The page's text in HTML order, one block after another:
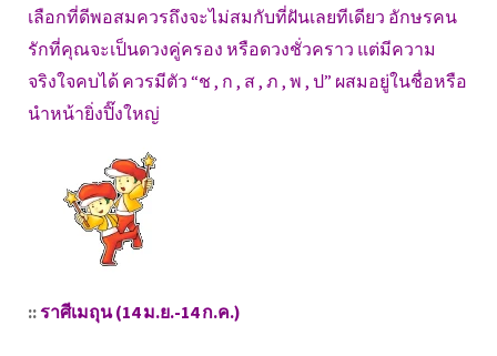
เลือกที่ดีพอสมควรถึงจะไม่สมกับที่ฝันเลยทีเดียว อักษรคน
รักที่คุณจะเป็นดวงคู่ครอง หรือดวงชั่วคราว แต่มีความ
จริงใจคบได้ ควรมีตัว “ช , ก , ส , ภ , พ , ป” ผสมอยู่ในชื่อหรือ
นำหน้ายิ่งปิ๊งใหญ่
::ราศีเมถุน (14 ม.ย.-14 ก.ค.)